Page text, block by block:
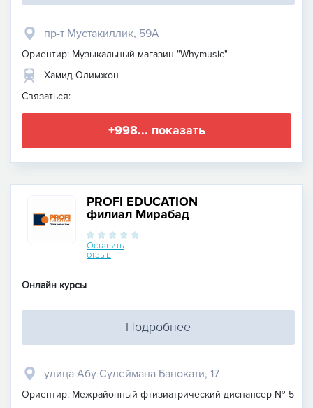
пр-т Мустакиллик, 59A
Ориентир: Музыкальный магазин "Whymusic"
Хамид Олимжон
Связаться:
+998... показать
PROFI EDUCATION
филиал Мирабад
Оставить
отзыв
Онлайн курсы
Подробнее
улица Абу Сулеймана Банокати, 17
Ориентир: Межрайонный фтизиатрический диспансер № 5